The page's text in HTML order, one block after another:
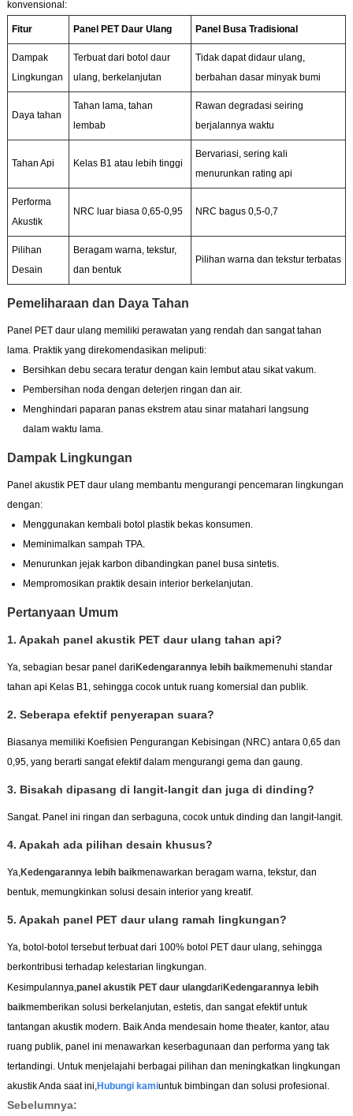
konvensional:
Fitur Panel PET Daur Ulang Panel Busa Tradisional
Dampak
Lingkungan
Terbuat dari botol daur
ulang, berkelanjutan
Tidak dapat didaur ulang,
berbahan dasar minyak bumi
Daya tahan
Tahan lama, tahan
lembab
Rawan degradasi seiring
berjalannya waktu
Tahan Api Kelas B1 atau lebih tinggi
Bervariasi, sering kali
menurunkan rating api
Performa
Akustik
NRC luar biasa 0,65-0,95 NRC bagus 0,5-0,7
Pilihan
Desain
Beragam warna, tekstur,
dan bentuk
Pilihan warna dan tekstur terbatas
Pemeliharaan dan Daya Tahan
Panel PET daur ulang memiliki perawatan yang rendah dan sangat tahan
lama. Praktik yang direkomendasikan meliputi:
Bersihkan debu secara teratur dengan kain lembut atau sikat vakum.
Pembersihan noda dengan deterjen ringan dan air.
Menghindari paparan panas ekstrem atau sinar matahari langsung
dalam waktu lama.
Dampak Lingkungan
Panel akustik PET daur ulang membantu mengurangi pencemaran lingkungan
dengan:
Menggunakan kembali botol plastik bekas konsumen.
Meminimalkan sampah TPA.
Menurunkan jejak karbon dibandingkan panel busa sintetis.
Mempromosikan praktik desain interior berkelanjutan.
Pertanyaan Umum
1. Apakah panel akustik PET daur ulang tahan api?
Ya, sebagian besar panel dariKedengarannya lebih baikmemenuhi standar
tahan api Kelas B1, sehingga cocok untuk ruang komersial dan publik.
2. Seberapa efektif penyerapan suara?
Biasanya memiliki Koefisien Pengurangan Kebisingan (NRC) antara 0,65 dan
0,95, yang berarti sangat efektif dalam mengurangi gema dan gaung.
3. Bisakah dipasang di langit-langit dan juga di dinding?
Sangat. Panel ini ringan dan serbaguna, cocok untuk dinding dan langit-langit.
4. Apakah ada pilihan desain khusus?
Ya, Kedengarannya lebih baikmenawarkan beragam warna, tekstur, dan
bentuk, memungkinkan solusi desain interior yang kreatif.
5. Apakah panel PET daur ulang ramah lingkungan?
Ya, botol-botol tersebut terbuat dari 100% botol PET daur ulang, sehingga
berkontribusi terhadap kelestarian lingkungan.
Kesimpulannya, panel akustik PET daur ulangdariKedengarannya lebih
baikmemberikan solusi berkelanjutan, estetis, dan sangat efektif untuk
tantangan akustik modern. Baik Anda mendesain home theater, kantor, atau
ruang publik, panel ini menawarkan keserbagunaan dan performa yang tak
tertandingi. Untuk menjelajahi berbagai pilihan dan meningkatkan lingkungan
akustik Anda saat ini, Hubungi kamiuntuk bimbingan dan solusi profesional.
Sebelumnya: